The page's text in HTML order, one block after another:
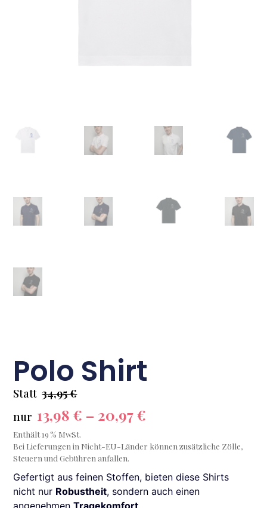
Polo Shirt
Statt 34,95 €
nur 13,98 € – 20,97 €
Enthält 19 % MwSt.
Bei Lieferungen in Nicht-EU-Länder können zusätzliche Zölle,
Steuern und Gebühren anfallen.
Gefertigt aus feinen Stoffen, bieten diese Shirts
nicht nur Robustheit, sondern auch einen